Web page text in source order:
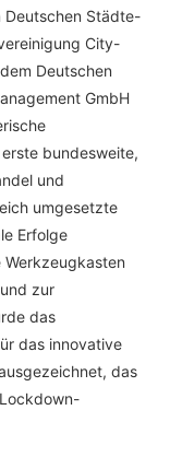
Deutschen Städte-
City-
Deutschen
GmbH
bundesweite,
und
umgesetzte
Erfolge
zur
das
das innovative
das